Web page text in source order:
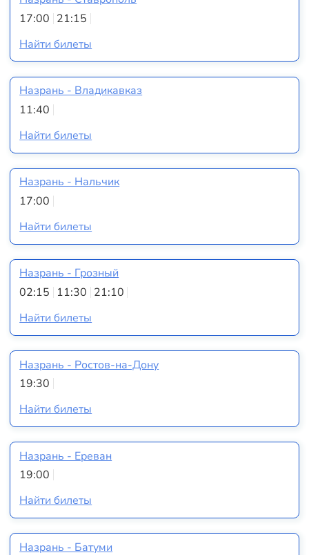
17:00 21:15
Найти билеты
Назрань - Владикавказ
11:40
Найти билеты
Назрань - Нальчик
17:00
Найти билеты
Назрань - Грозный
02:15 11:30 21:10
Найти билеты
Назрань - Ростов-на-Дону
19:30
Найти билеты
Назрань - Ереван
19:00
Найти билеты
Назрань - Батуми